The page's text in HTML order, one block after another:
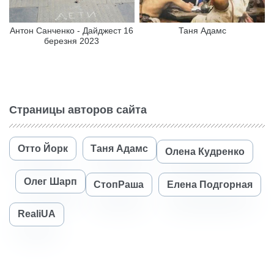
Антон Санченко - Дайджест 16
березня 2023
Таня Адамс
Страницы авторов сайта
Отто Йорк Таня Адамс Олена Кудренко
Олег Шарп СтопРаша Елена Подгорная
RealiUA